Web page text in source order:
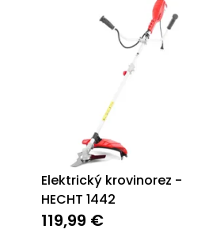
Elektrický krovinorez -
HECHT 1442
119,99 €